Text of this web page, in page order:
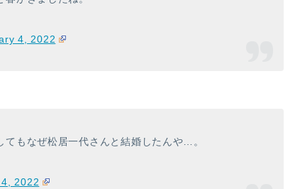
4, 2022
もなぜ松居一代さんと結婚したんや…。
2022